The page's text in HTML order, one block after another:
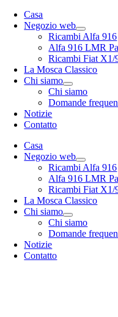
Casa
Negozio web
Ricambi Alfa 916
Alfa 916 LMR
Ricambi Fiat X1/
La Mosca Classico
Chi siamo
Chi siamo
Domande
Notizie
Contatto
Casa
Negozio web
Ricambi Alfa 916
Alfa 916 LMR
Ricambi Fiat X1/
La Mosca Classico
Chi siamo
Chi siamo
Domande
Notizie
Contatto